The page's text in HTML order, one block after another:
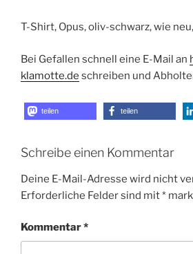
T-Shirt, Opus, oliv-schwarz, wie
Bei Gefallen schnell eine E-Mail an
klamotte.de schreiben und
teilen teilen
Schreibe einen Kommentar
Deine E-Mail-Adresse wird nicht
Erforderliche Felder sind mit*
Kommentar*